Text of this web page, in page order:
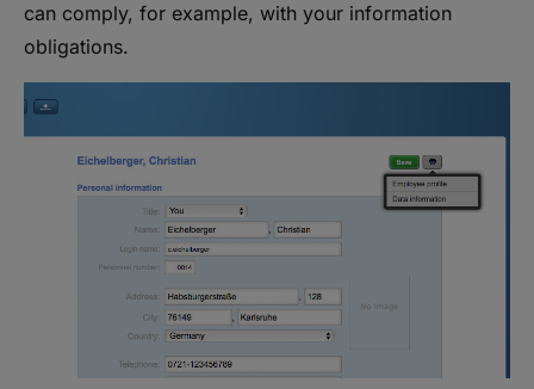
can comply, for example, with your information
obligations.